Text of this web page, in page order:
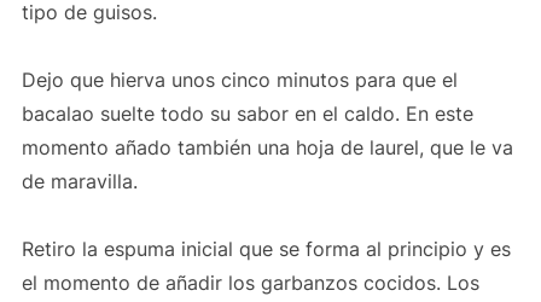
tipo de guisos.
Dejo que hierva unos cinco minutos para que el
bacalao suelte todo su sabor en el caldo. En este
momento añado también una hoja de laurel, que le va
de maravilla.
Retiro la espuma inicial que se forma al principio y es
el momento de añadir los garbanzos cocidos. Los